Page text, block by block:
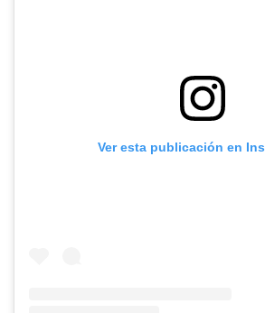
Ver esta publicación en